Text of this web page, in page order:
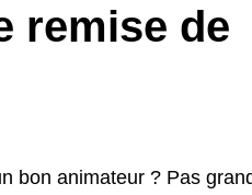
remise de
bon animateur ? Pas